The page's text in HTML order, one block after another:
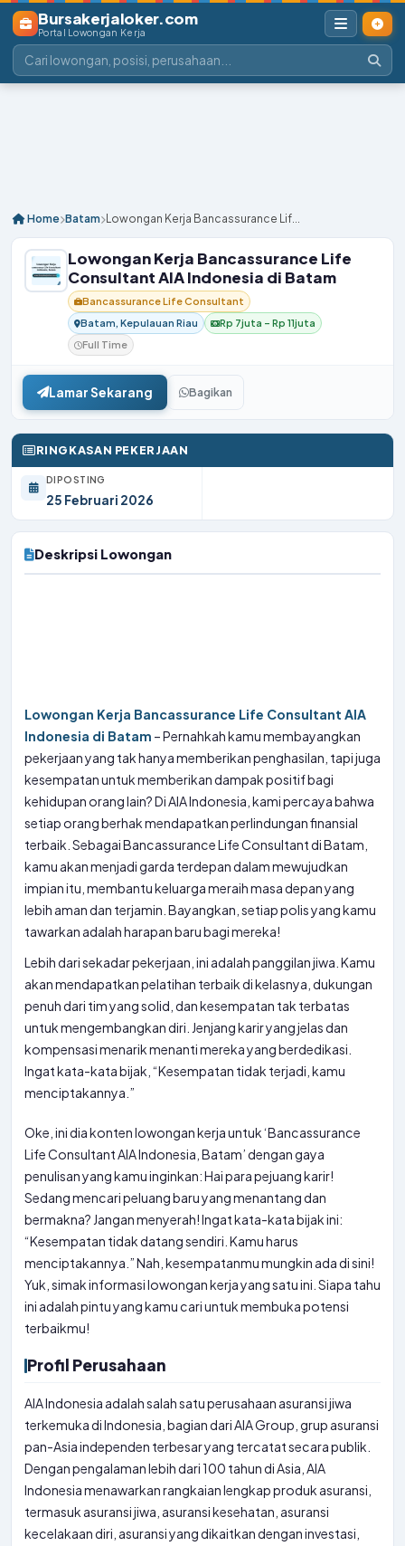
Bursakerjaloker.com
Portal Lowongan Kerja
Home Batam Lowongan Kerja Bancassurance Lif...
Lowongan Kerja Bancassurance Life
Consultant AIA Indonesia di Batam
Bancassurance Life Consultant
Batam, Kepulauan Riau
Rp 7juta – Rp 11juta
Full Time
Lamar Sekarang Bagikan
RINGKASAN PEKERJAAN
DIPOSTING
25 Februari 2026
Deskripsi Lowongan
Lowongan Kerja Bancassurance Life Consultant AIA
Indonesia di Batam – Pernahkah kamu membayangkan
pekerjaan yang tak hanya memberikan penghasilan, tapi juga
kesempatan untuk memberikan dampak positif bagi
kehidupan orang lain? Di AIA Indonesia, kami percaya bahwa
setiap orang berhak mendapatkan perlindungan finansial
terbaik. Sebagai Bancassurance Life Consultant di Batam,
kamu akan menjadi garda terdepan dalam mewujudkan
impian itu, membantu keluarga meraih masa depan yang
lebih aman dan terjamin. Bayangkan, setiap polis yang kamu
tawarkan adalah harapan baru bagi mereka!
Lebih dari sekadar pekerjaan, ini adalah panggilan jiwa. Kamu
akan mendapatkan pelatihan terbaik di kelasnya, dukungan
penuh dari tim yang solid, dan kesempatan tak terbatas
untuk mengembangkan diri. Jenjang karir yang jelas dan
kompensasi menarik menanti mereka yang berdedikasi.
Ingat kata-kata bijak, “Kesempatan tidak terjadi, kamu
menciptakannya.”
Oke, ini dia konten lowongan kerja untuk ‘Bancassurance
Life Consultant AIA Indonesia, Batam’ dengan gaya
penulisan yang kamu inginkan: Hai para pejuang karir!
Sedang mencari peluang baru yang menantang dan
bermakna? Jangan menyerah! Ingat kata-kata bijak ini:
“Kesempatan tidak datang sendiri. Kamu harus
menciptakannya.” Nah, kesempatanmu mungkin ada di sini!
Yuk, simak informasi lowongan kerja yang satu ini. Siapa tahu
ini adalah pintu yang kamu cari untuk membuka potensi
terbaikmu!
Profil Perusahaan
AIA Indonesia adalah salah satu perusahaan asuransi jiwa
terkemuka di Indonesia, bagian dari AIA Group, grup asuransi
pan-Asia independen terbesar yang tercatat secara publik.
Dengan pengalaman lebih dari 100 tahun di Asia, AIA
Indonesia menawarkan rangkaian lengkap produk asuransi,
termasuk asuransi jiwa, asuransi kesehatan, asuransi
kecelakaan diri, asuransi yang dikaitkan dengan investasi,